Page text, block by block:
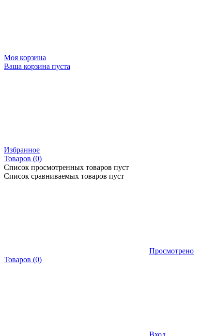
Моя корзина
Ваша корзина пуста
Избранное
Товаров (0)
Список просмотренных товаров пуст
Список сравниваемых товаров пуст
Просмотрено
Товаров (0)
Вход